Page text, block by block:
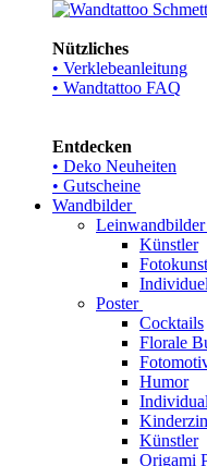
Nützliches
• Verklebeanleitung
• Wandtattoo FAQ
Entdecken
• Deko Neuheiten
• Gutscheine
Wandbilder
Leinwandbilder
Künstler
Fotokunst
Poster
Cocktails
Florale
Humor
Künstler
Origami